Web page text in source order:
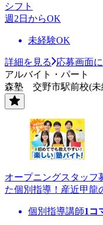
シフト
週2日からOK
未経験OK
詳細を見る
応募画面
アルバイト・パート
森塾 交野市駅前校(未
オープニングスタッフ
た個別指導！産近甲
個別指導講師1コ